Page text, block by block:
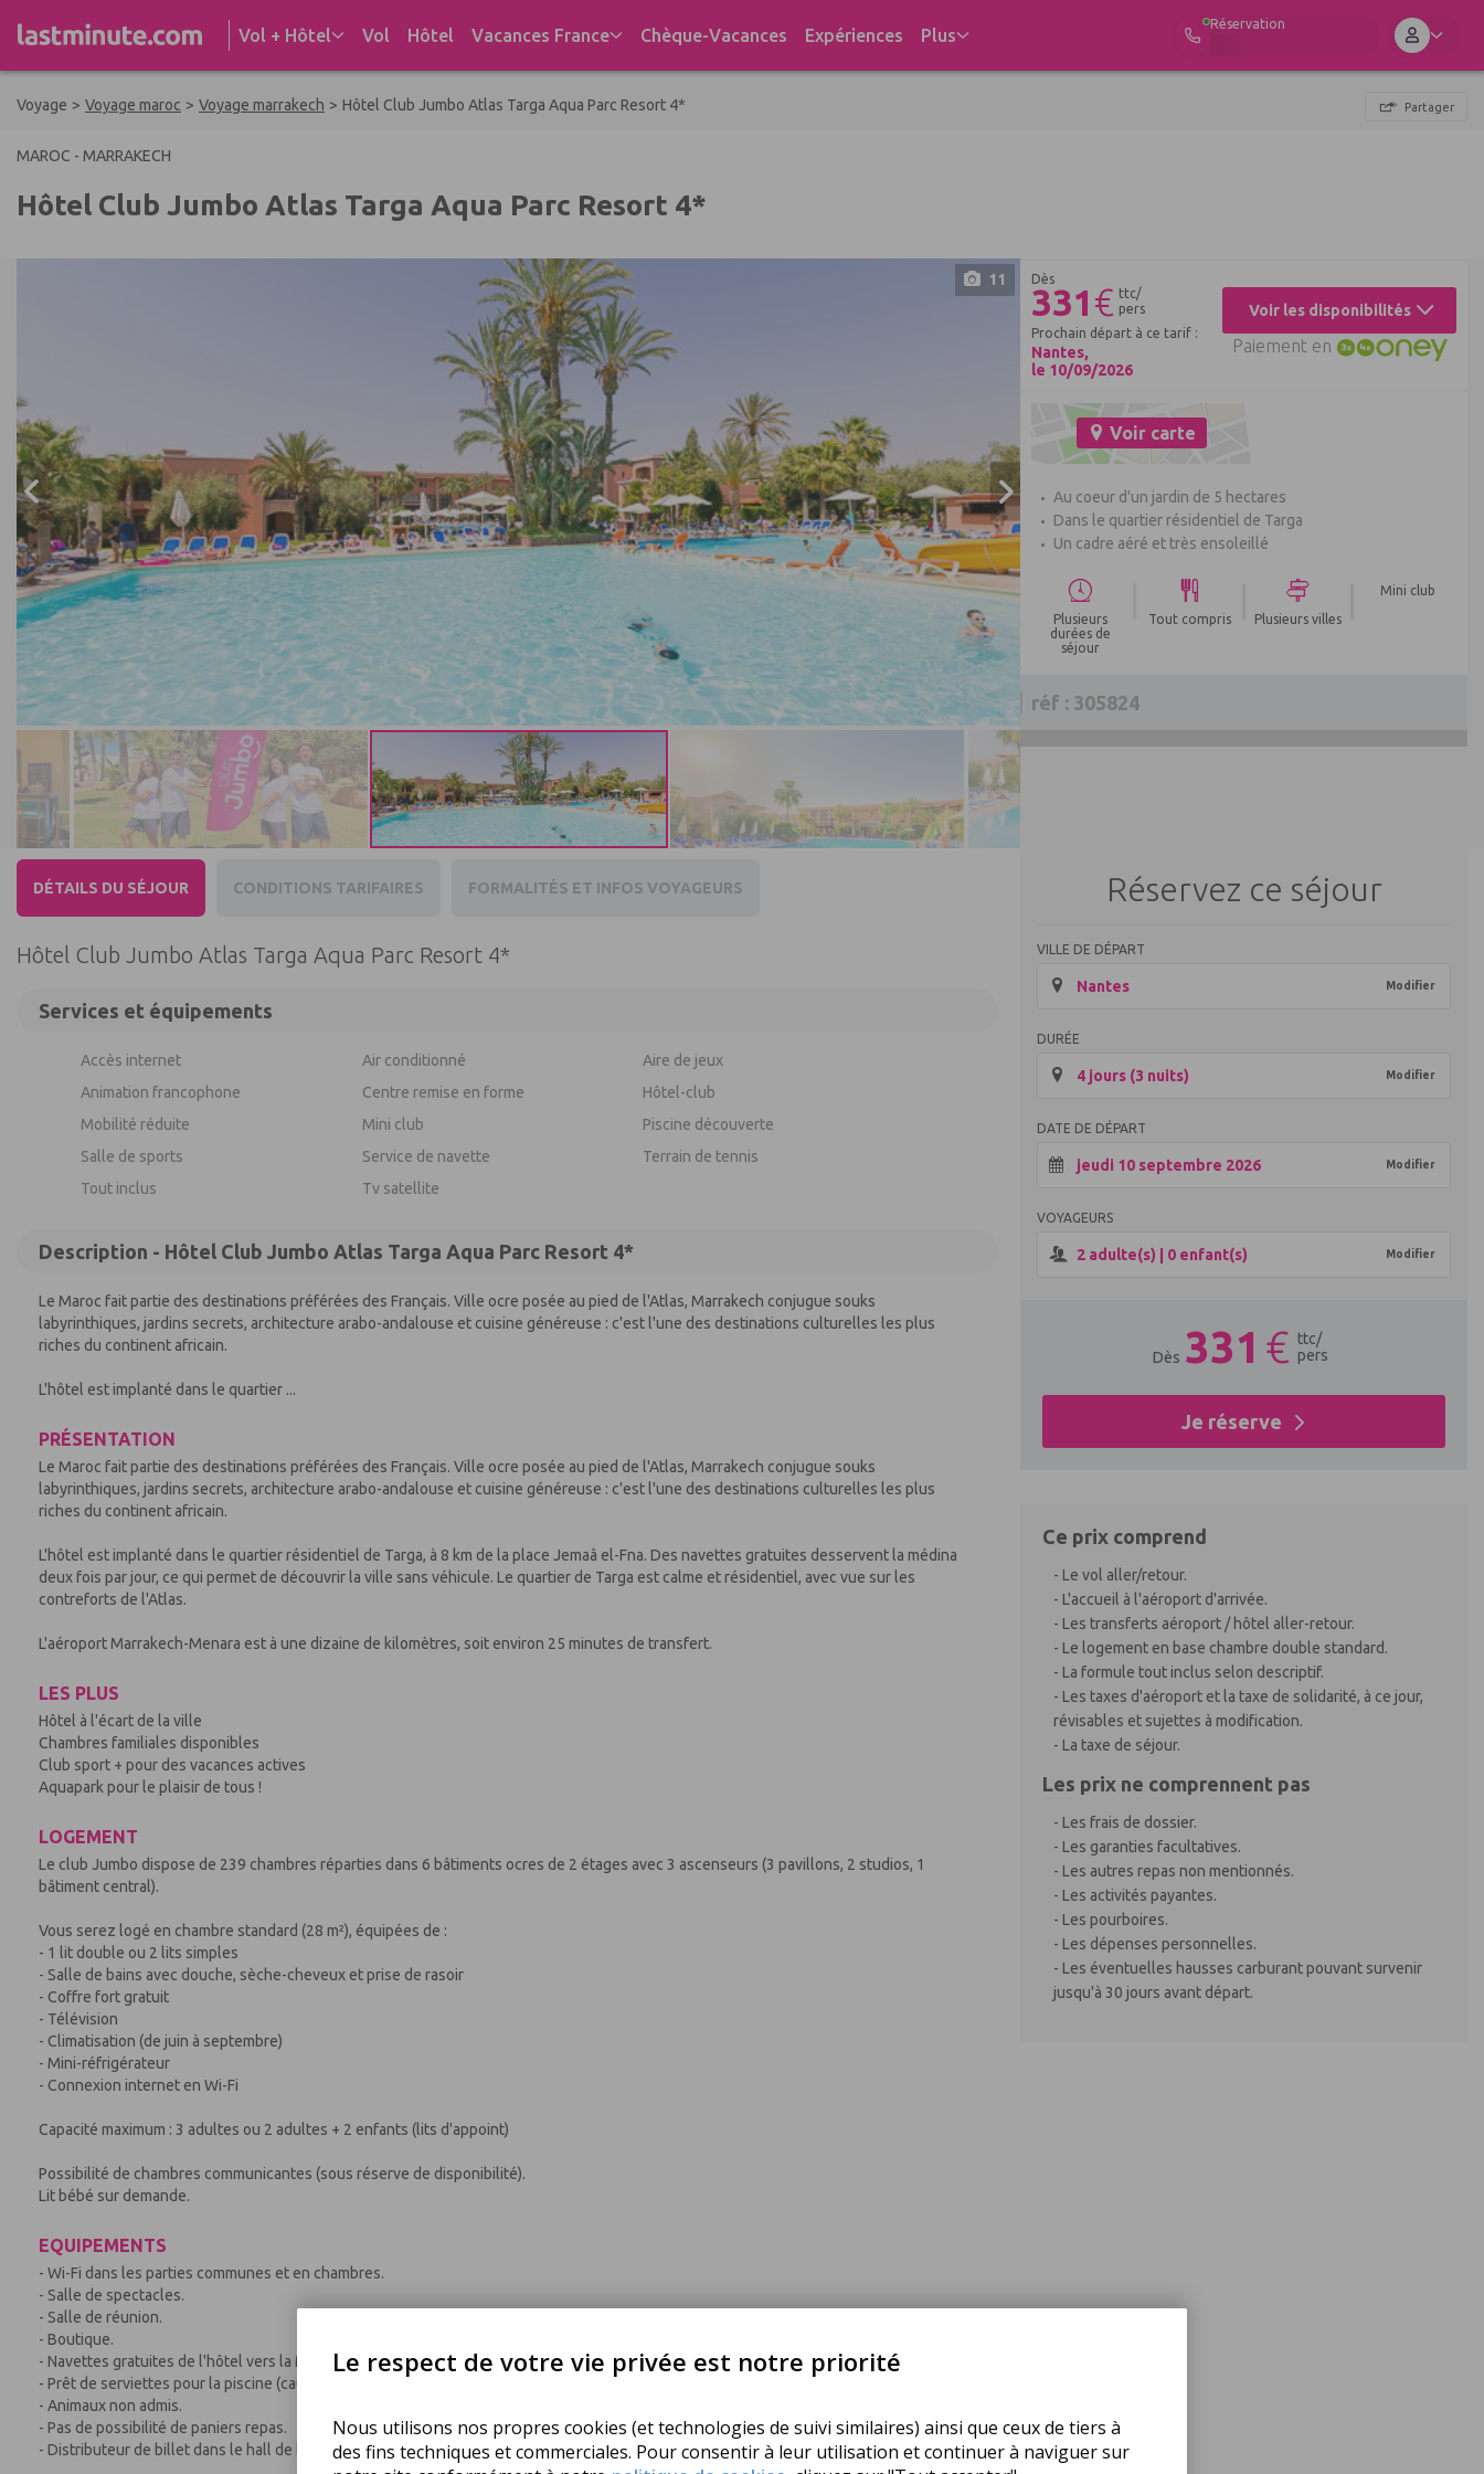
Le respect de votre vie privée est notre priorité
Nous utilisons nos propres cookies (et technologies de suivi similaires) ainsi que ceux de tiers à
des fins techniques et commerciales. Pour consentir à leur utilisation et continuer à naviguer sur
Vol + Hôtel Vol Hôtel Vacances France Chèque-Vacances Expériences Plus
Réservation
Voyage > Voyage maroc > Voyage marrakech > Hôtel Club Jumbo Atlas Targa Aqua Parc Resort 4*
MAROC - MARRAKECH
Hôtel Club Jumbo Atlas Targa Aqua Parc Resort 4*
Partager
11 Dès
331€ ttc/
pers
Prochain départ à ce tarif :
Nantes,
le 10/09/2026
Voir les disponibilités
Paiement en
Voir carte
Au coeur d'un jardin de 5 hectares
Dans le quartier résidentiel de Targa
Un cadre aéré et très ensoleillé
Plusieurs
durées de
séjour
Tout compris Plusieurs villes
Mini club
réf : 305824
DÉTAILS DU SÉJOUR CONDITIONS TARIFAIRES FORMALITÉS ET INFOS VOYAGEURS
Hôtel Club Jumbo Atlas Targa Aqua Parc Resort 4*
Services et équipements
Accès internet Air conditionné
Aire de jeux
Animation francophone
Centre remise en forme
Hôtel-club
Mobilité réduite
Mini club
Piscine découverte
Salle de sports
Service de navette
Terrain de tennis
Tout inclus
Tv satellite
Description - Hôtel Club Jumbo Atlas Targa Aqua Parc Resort 4*
Le Maroc fait partie des destinations préférées des Français. Ville ocre posée au pied de l'Atlas, Marrakech conjugue souks
labyrinthiques, jardins secrets, architecture arabo-andalouse et cuisine généreuse : c'est l'une des destinations culturelles les plus
riches du continent africain.
L'hôtel est implanté dans le quartier ...
PRÉSENTATION
Le Maroc fait partie des destinations préférées des Français. Ville ocre posée au pied de l'Atlas, Marrakech conjugue souks
labyrinthiques, jardins secrets, architecture arabo-andalouse et cuisine généreuse : c'est l'une des destinations culturelles les plus
riches du continent africain.
L'hôtel est implanté dans le quartier résidentiel de Targa, à 8 km de la place Jemaâ el-Fna. Des navettes gratuites desservent la médina
deux fois par jour, ce qui permet de découvrir la ville sans véhicule. Le quartier de Targa est calme et résidentiel, avec vue sur les
contreforts de l'Atlas.
L'aéroport Marrakech-Menara est à une dizaine de kilomètres, soit environ 25 minutes de transfert.
LES PLUS
Hôtel à l'écart de la ville
Chambres familiales disponibles
Club sport + pour des vacances actives
Aquapark pour le plaisir de tous !
LOGEMENT
Le club Jumbo dispose de 239 chambres réparties dans 6 bâtiments ocres de 2 étages avec 3 ascenseurs (3 pavillons, 2 studios, 1
bâtiment central).
Vous serez logé en chambre standard (28 m²), équipées de :
- 1 lit double ou 2 lits simples
- Salle de bains avec douche, sèche-cheveux et prise de rasoir
- Coffre fort gratuit
- Télévision
- Climatisation (de juin à septembre)
- Mini-réfrigérateur
- Connexion internet en Wi-Fi
Capacité maximum : 3 adultes ou 2 adultes + 2 enfants (lits d'appoint)
Possibilité de chambres communicantes (sous réserve de disponibilité).
Lit bébé sur demande.
EQUIPEMENTS
- Wi-Fi dans les parties communes et en chambres.
- Salle de spectacles.
- Salle de réunion.
- Boutique.
- Navettes gratuites de l'hôtel vers la Medina sont mises à votre disposition, 2 fois par jour.
- Prêt de serviettes pour la piscine (caution 100 dirhams).
- Animaux non admis.
- Pas de possibilité de paniers repas.
- Distributeur de billet dans le hall de l'hôtel.
Réservez ce séjour
VILLE DE DÉPART
Nantes Modifier
DURÉE
4 jours (3 nuits) Modifier
DATE DE DÉPART
jeudi 10 septembre 2026 Modifier
VOYAGEURS
2 adulte(s) | 0 enfant(s) Modifier
Dès 331 € ttc/
pers
Je réserve
Ce prix comprend
- Le vol aller/retour.
- L'accueil à l'aéroport d'arrivée.
- Les transferts aéroport / hôtel aller-retour.
- Le logement en base chambre double standard.
- La formule tout inclus selon descriptif.
- Les taxes d'aéroport et la taxe de solidarité, à ce jour,
révisables et sujettes à modification.
- La taxe de séjour.
Les prix ne comprennent pas
- Les frais de dossier.
- Les garanties facultatives.
- Les autres repas non mentionnés.
- Les activités payantes.
- Les pourboires.
- Les dépenses personnelles.
- Les éventuelles hausses carburant pouvant survenir
jusqu'à 30 jours avant départ.